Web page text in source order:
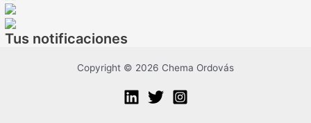
Tus notificaciones
Copyright © 2026 Chema Ordovás